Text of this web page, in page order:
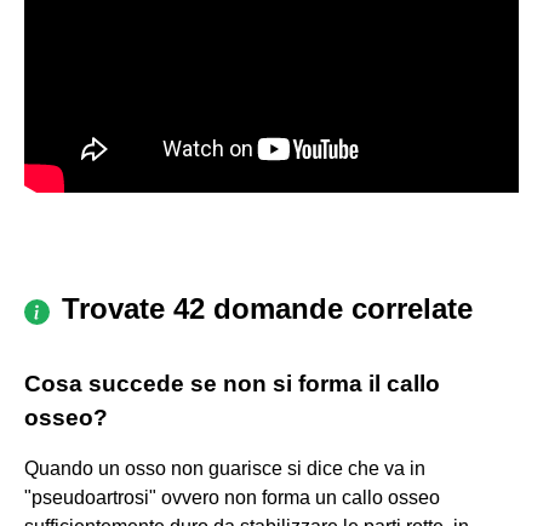
Trovate 42 domande correlate
Cosa succede se non si forma il callo
osseo?
Quando un osso non guarisce si dice che va in
"pseudoartrosi" ovvero non forma un callo osseo